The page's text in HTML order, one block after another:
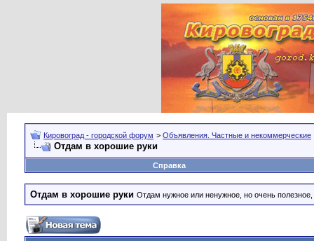
Кировоград - городской форум > Объявления. Частные и некоммерческие
Отдам в хорошие руки
Справка
Отдам в хорошие руки Отдам нужное или ненужное, но очень